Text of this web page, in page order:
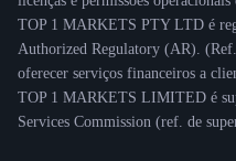
TOP 1 MARKETS PTY LTD é
Authorized Regulatory (AR).
oferecer serviços financeiros a
TOP 1 MARKETS LIMITED é
Services Commission (ref. de